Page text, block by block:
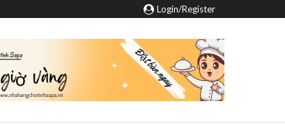
Login/Register